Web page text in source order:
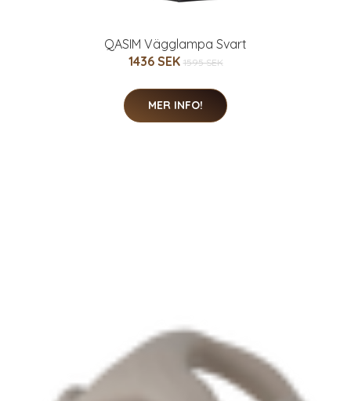
QASIM Vägglampa Svart
1436 SEK 1595 SEK
MER INFO!